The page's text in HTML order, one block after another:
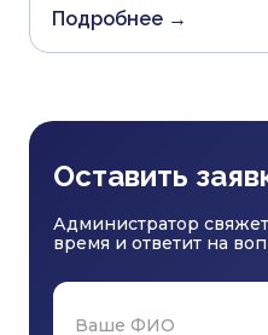
Подробнее →
Оставить
Администратор
время и ответит на